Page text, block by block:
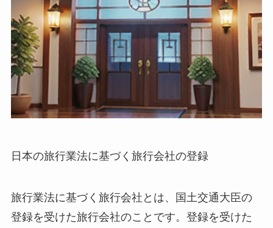
日本の旅行業法に基づく旅行会社の登録
旅行業法に基づく旅行会社とは、国土交通大臣の
登録を受けた旅行会社のことです。登録を受けた